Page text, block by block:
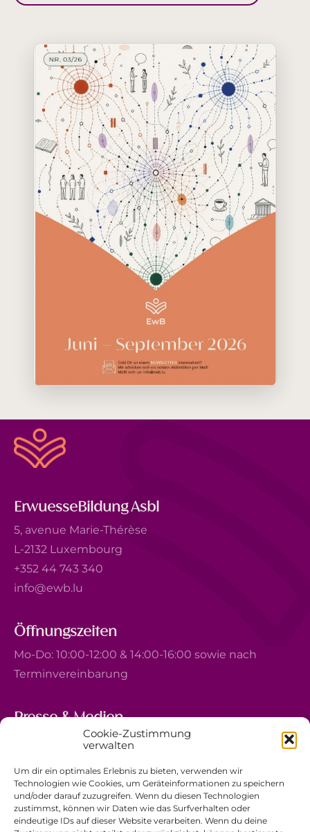
Cookie-Zustimmung
verwalten
Um dir ein optimales Erlebnis zu bieten, verwenden wir
Technologien wie Cookies, um Geräteinformationen zu speichern
und/oder darauf zuzugreifen. Wenn du diesen Technologien
zustimmst, können wir Daten wie das Surfverhalten oder
eindeutige IDs auf dieser Website verarbeiten. Wenn du deine
ErwuesseBildung Asbl
5, avenue Marie-Thérèse
L-2132 Luxembourg
+352 44 743 340
info@ewb.lu
Öffnungszeiten
Mo-Do: 10:00-12:00 & 14:00-16:00 sowie nach
Terminvereinbarung
Presse & Medien
5, avenue Marie-Thérèse
+352 44 743 340
comm@ewb.lu